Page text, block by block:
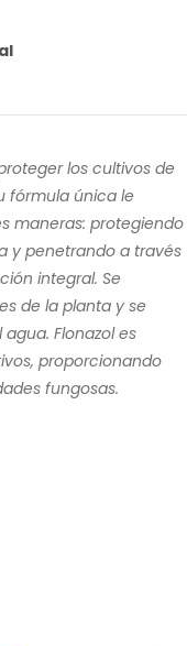
los cultivos de
fórmula única le
maneras: protegiendo
y penetrando a través
integral. Se
de la planta y se
Flonazol es
proporcionando
fungosas.